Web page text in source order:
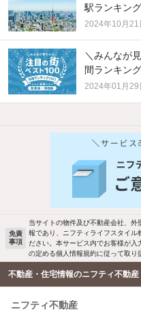
駅ランキン
2024年10月21
＼みんなが
間ランキン
2024年01月29
他の人はこんな条件で絞り込
バス・トイレ別
駐車場あり
洗濯機置場あり
エアコンあり
温水洗浄便座
免責
事項
当サイトの物件及び不動産会社、
報であり、ニフティライフスタイル
ださい。本サービス内でお客様が入
の定める個人情報規約に従って取り
不動産・住宅情報のニフティ不動産
ニフティ不動産